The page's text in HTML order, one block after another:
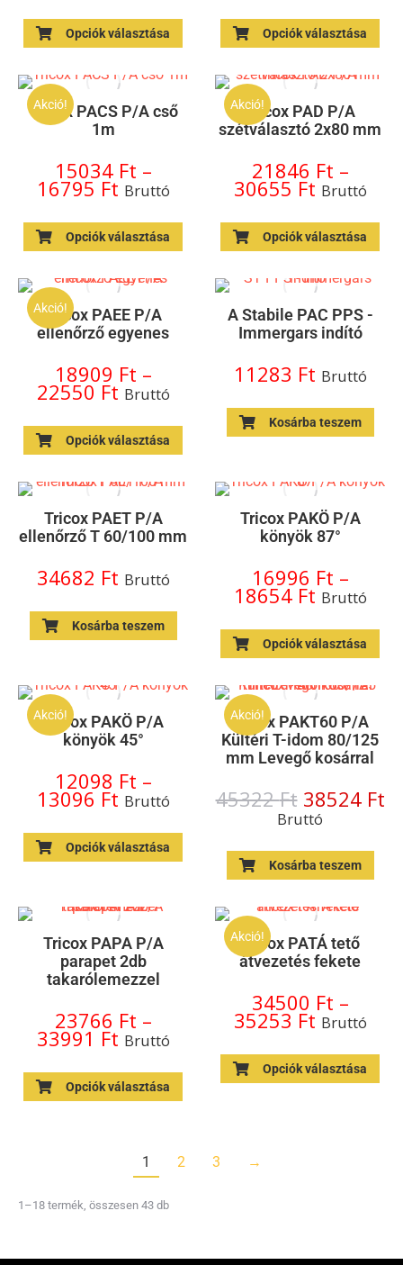
Opciók választása Opciók választása
Akció!
Tricox PACS P/A cső
1m
15034 Ft –
16795 Ft Bruttó
Opciók választása
Akció!
Tricox PAD P/A
szétválasztó 2x80 mm
21846 Ft –
30655 Ft Bruttó
Opciók választása
Akció!
Tricox PAEE P/A
ellenőrző egyenes
18909 Ft –
22550 Ft Bruttó
Opciók választása
A Stabile PAC PPS -
Immergars indító
11283 Ft Bruttó
Kosárba teszem
Tricox PAET P/A
ellenőrző T 60/100 mm
34682 Ft Bruttó
Kosárba teszem
Tricox PAKÖ P/A
könyök 87°
16996 Ft –
18654 Ft Bruttó
Opciók választása
Akció!
Tricox PAKÖ P/A
könyök 45°
12098 Ft –
13096 Ft Bruttó
Opciók választása
Akció!
Tricox PAKT60 P/A
Kültéri T-idom 80/125
mm Levegő kosárral
45322Ft 38524 Ft
Bruttó
Kosárba teszem
Tricox PAPA P/A
parapet 2db
takarólemezzel
23766 Ft –
33991 Ft Bruttó
Opciók választása
Akció!
Tricox PATÁ tető
átvezetés fekete
34500 Ft –
35253 Ft Bruttó
Opciók választása
1 2 3 →
1–18 termék, összesen 43 db